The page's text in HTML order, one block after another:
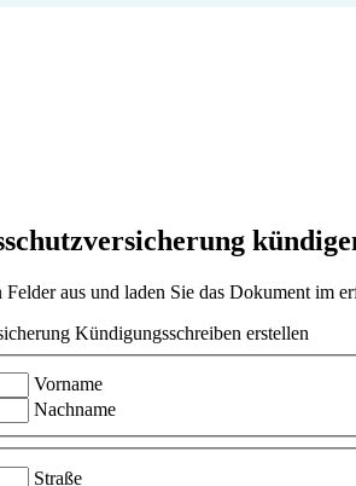
aus und laden Sie das Dokument im
Kündigungsschreiben erstellen
Vorname
Nachname
Straße